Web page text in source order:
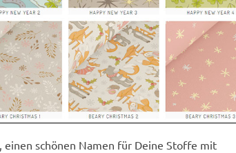
einen schönen Namen für Deine Stoffe mit